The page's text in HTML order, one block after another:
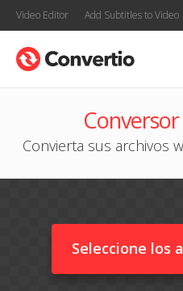
Video Editor Add Subtitles to Video
Convierta sus archivos
Seleccione los